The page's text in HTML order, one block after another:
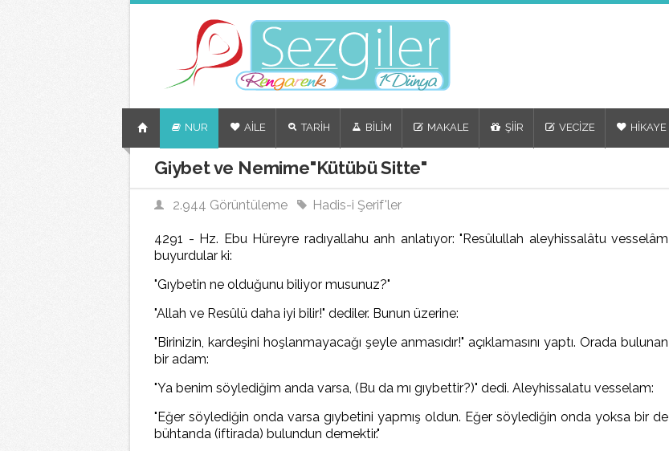
NUR AİLE TARİH BİLİM MAKALE ŞİİR VECİZE HİKAYE
Giybet ve Nemime"Kütübü Sitte"
2.944 Görüntüleme Hadis-i Şerif'ler
4291 - Hz. Ebu Hüreyre radıyallahu anh anlatıyor: "Resûlullah aleyhissalâtu vesselâm
buyurdular ki:
"Gıybetin ne olduğunu biliyor musunuz?"
"Allah ve Resûlü daha iyi bilir!" dediler. Bunun üzerine:
"Birinizin, kardeşini hoşlanmayacağı şeyle anmasıdır!" açıklamasını yaptı. Orada bulunan
bir adam:
"Ya benim söylediğim anda varsa, (Bu da mı gıybettir?)" dedi. Aleyhissalatu vesselam:
"Eğer söylediğin onda varsa gıybetini yapmış oldun. Eğer söylediğin onda yoksa bir de
bühtanda (iftirada) bulundun demektir."